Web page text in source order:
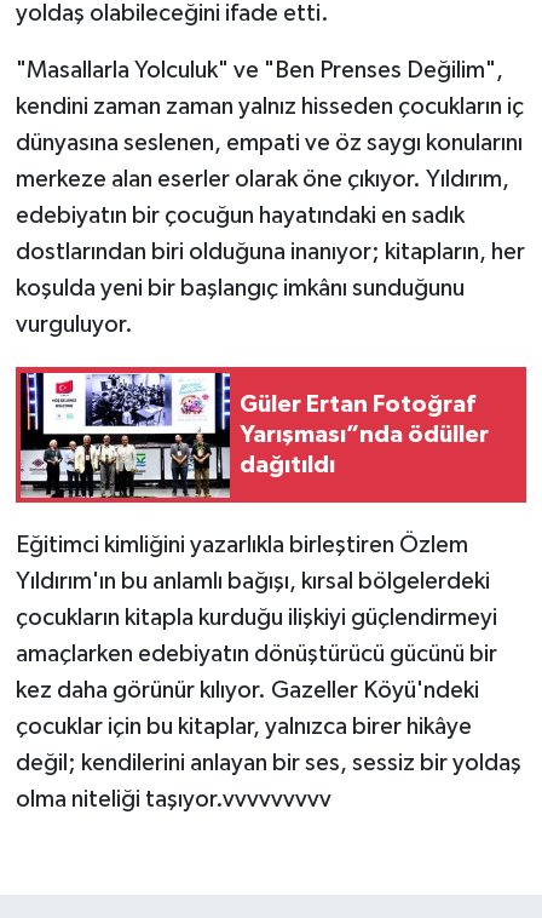
yoldaş olabileceğini ifade etti.
"Masallarla Yolculuk" ve "Ben Prenses Değilim",
kendini zaman zaman yalnız hisseden çocukların iç
dünyasına seslenen, empati ve öz saygı konularını
merkeze alan eserler olarak öne çıkıyor. Yıldırım,
edebiyatın bir çocuğun hayatındaki en sadık
dostlarından biri olduğuna inanıyor; kitapların, her
koşulda yeni bir başlangıç imkânı sunduğunu
vurguluyor.
Güler Ertan Fotoğraf
Yarışması”nda ödüller
dağıtıldı
Eğitimci kimliğini yazarlıkla birleştiren Özlem
Yıldırım'ın bu anlamlı bağışı, kırsal bölgelerdeki
çocukların kitapla kurduğu ilişkiyi güçlendirmeyi
amaçlarken edebiyatın dönüştürücü gücünü bir
kez daha görünür kılıyor. Gazeller Köyü'ndeki
çocuklar için bu kitaplar, yalnızca birer hikâye
değil; kendilerini anlayan bir ses, sessiz bir yoldaş
olma niteliği taşıyor.vvvvvvvvv